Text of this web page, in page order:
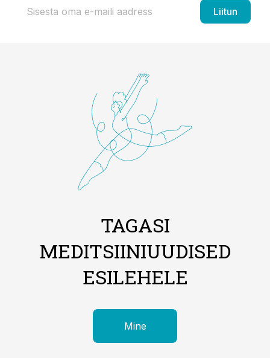
Liitun
TAGASI
MEDITSIINIUUDISED
ESILEHELE
Mine